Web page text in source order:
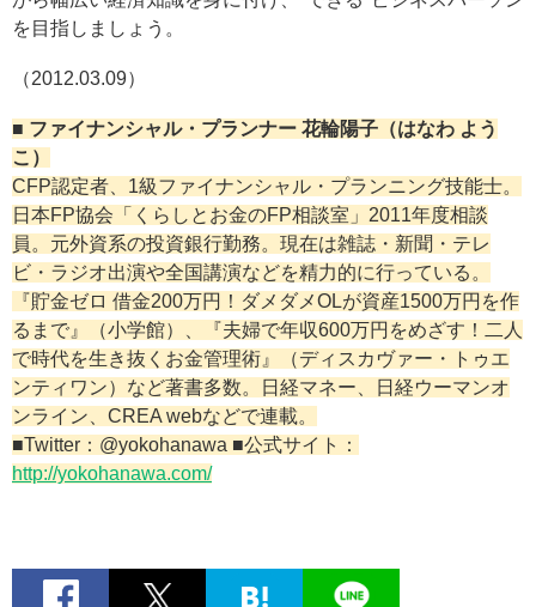
を目指しましょう。
（2012.03.09）
■ ファイナンシャル・プランナー 花輪陽子（はなわ よう
こ）
CFP認定者、1級ファイナンシャル・プランニング技能士。
日本FP協会「くらしとお金のFP相談室」2011年度相談
員。元外資系の投資銀行勤務。現在は雑誌・新聞・テレ
ビ・ラジオ出演や全国講演などを精力的に行っている。
『貯金ゼロ 借金200万円！ダメダメOLが資産1500万円を作
るまで』（小学館）、『夫婦で年収600万円をめざす！二人
で時代を生き抜くお金管理術』（ディスカヴァー・トゥエ
ンティワン）など著書多数。日経マネー、日経ウーマンオ
ンライン、CREA webなどで連載。
■Twitter：@yokohanawa ■公式サイト：
http://yokohanawa.com/